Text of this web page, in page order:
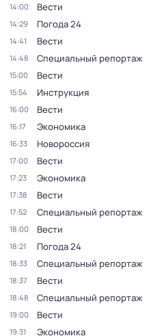
14:00 Вести
14:29 Погода 24
14:41 Вести
14:48 Специальный репортаж
15:00 Вести
15:54 Инструкция
16:00 Вести
16:17 Экономика
16:33 Новороссия
17:00 Вести
17:23 Экономика
17:38 Вести
17:52 Специальный репортаж
18:00 Вести
18:21 Погода 24
18:33 Специальный репортаж
18:37 Вести
18:48 Специальный репортаж
19:00 Вести
19:31 Экономика